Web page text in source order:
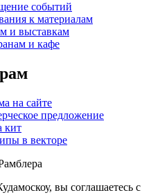
событий
к материалам
и выставкам
и кафе
на сайте
предложение
кит
в векторе
вы соглашаетесь с